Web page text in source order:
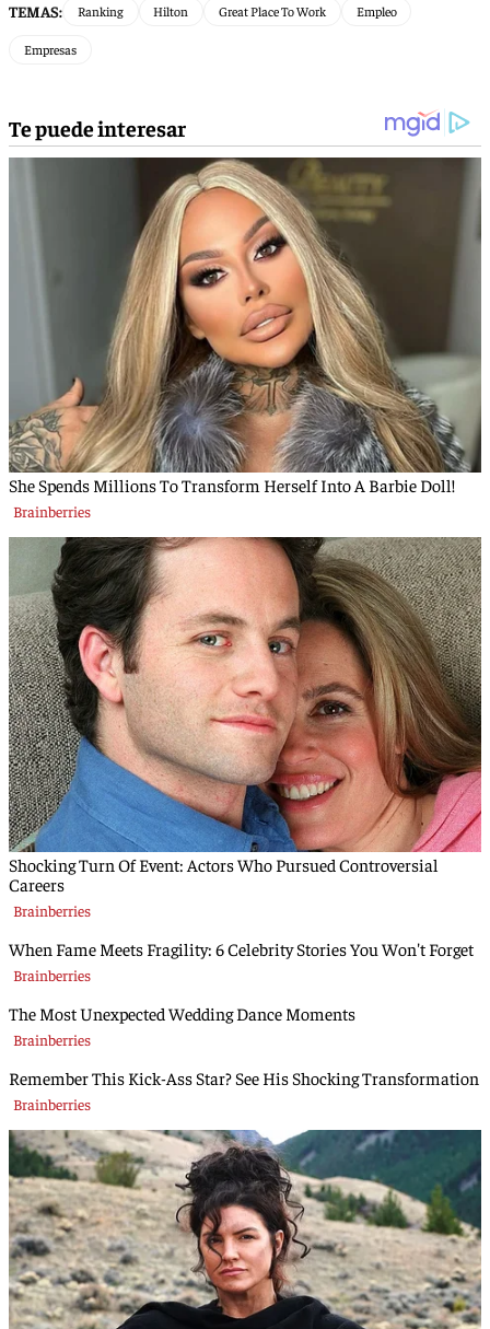
TEMAS: Ranking Hilton Great Place To Work Empleo
Empresas